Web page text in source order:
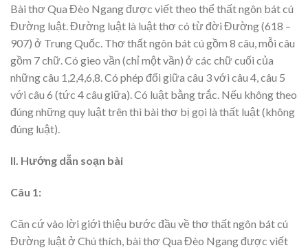
Bài thơ Qua Đèo Ngang được viết theo thể thất ngôn bát cú
Đường luật. Đường luật là luật thơ có từ đời Đường (618 –
907) ở Trung Quốc. Thơ thất ngôn bát cú gồm 8 câu, mỗi câu
gồm 7 chữ. Có gieo vần (chỉ một vần) ở các chữ cuối của
những câu 1,2,4,6,8. Có phép đối giữa câu 3 với câu 4, câu 5
với câu 6 (tức 4 câu giữa). Có luật bằng trắc. Nếu không theo
đúng những quy luật trên thì bài thơ bị gọi là thất luật (không
đúng luật).
II. Hướng dẫn soạn bài
Câu 1:
Căn cứ vào lời giới thiệu bước đầu về thơ thất ngôn bát cú
Đường luật ở Chú thích, bài thơ Qua Đèo Ngang được viết